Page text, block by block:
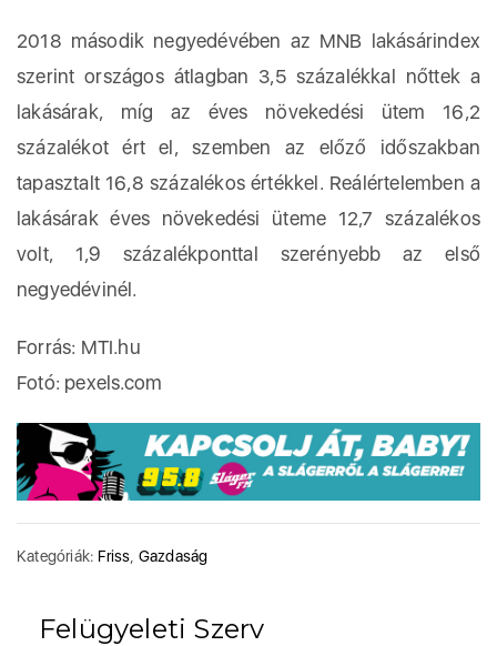
2018 második negyedévében az MNB lakásárindex
szerint országos átlagban 3,5 százalékkal nőttek a
lakásárak, míg az éves növekedési ütem 16,2
százalékot ért el, szemben az előző időszakban
tapasztalt 16,8 százalékos értékkel. Reálértelemben a
lakásárak éves növekedési üteme 12,7 százalékos
volt, 1,9 százalékponttal szerényebb az első
negyedévinél.
Forrás: MTI.hu
Fotó: pexels.com
Kategóriák: Friss Gazdaság
Felügyeleti Szerv